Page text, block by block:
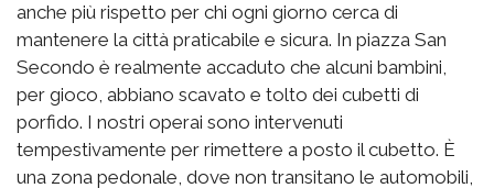
anche più rispetto per chi ogni giorno cerca di
mantenere la città praticabile e sicura. In piazza San
Secondo è realmente accaduto che alcuni bambini,
per gioco, abbiano scavato e tolto dei cubetti di
porfido. I nostri operai sono intervenuti
tempestivamente per rimettere a posto il cubetto. È
una zona pedonale, dove non transitano le automobili,